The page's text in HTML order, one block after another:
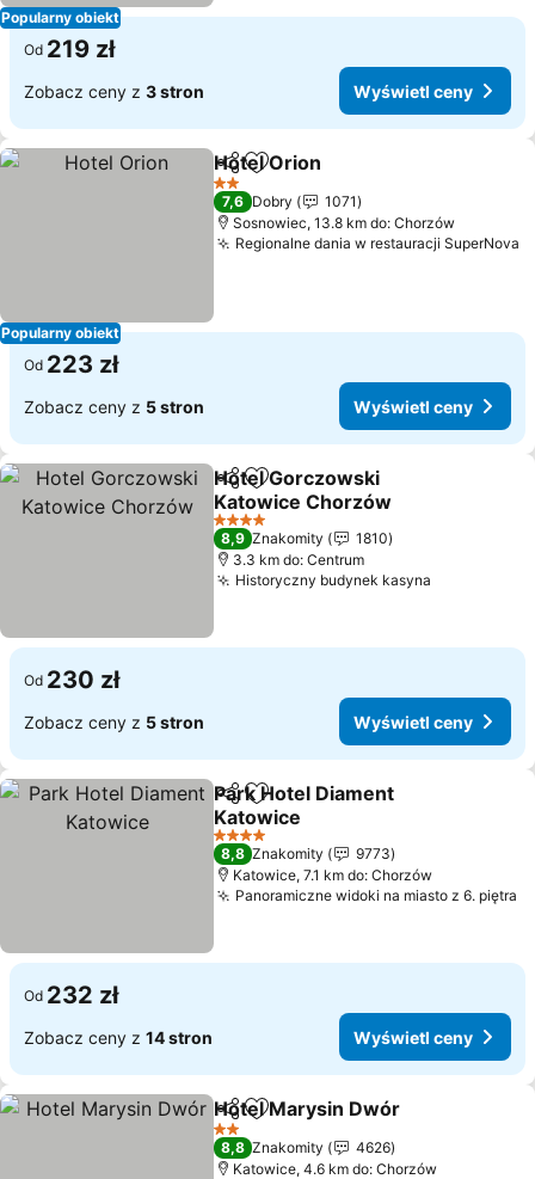
Popularny obiekt
Od 219 zł
Zobacz ceny z 3 stron Wyświetl ceny
Popularny obiekt
Udostępnij
Dodaj do ulubionych
Hotel Orion
2 Kategoria
7,6 Dobry
1071
Sosnowiec, 13.8 km do: Chorzów
Regionalne dania w restauracji SuperNova
Od 223 zł
Zobacz ceny z 5 stron Wyświetl ceny
UdostępnijDodaj do ulubionych
Hotel Gorczowski
Katowice Chorzów
Wyświetl ceny
4 Kategoria
8,9 Znakomity
1810
3.3 km do: Centrum
Historyczny budynek kasyna
Od 230 zł
Zobacz ceny z 5 stron Wyświetl ceny
Udostępnij
Dodaj do ulubionych
Park Hotel Diament
Katowice
Wyświetl ceny
4 Kategoria
8,8 Znakomity
9773
Katowice, 7.1 km do: Chorzów
Panoramiczne widoki na miasto z 6. piętra
Od 232 zł
Zobacz ceny z 14 stron Wyświetl ceny
Udostępnij
Dodaj do ulubionych
Hotel Marysin Dwór
2 Kategoria
8,8 Znakomity
4626
Katowice, 4.6 km do: Chorzów